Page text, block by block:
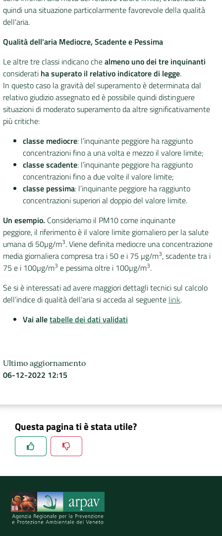
quindi una situazione particolarmente favorevole della qualità
dell'aria.
Qualità dell'aria Mediocre, Scadente e Pessima
Le altre tre classi indicano chealmeno uno dei tre inquinanti
considerati ha superato il relativo indicatore di legge.
In questo caso la gravità del superamento è determinata dal
relativo giudizio assegnato ed è possibile quindi distinguere
situazioni di moderato superamento da altre significativamente
più critiche:
classe mediocre: l’inquinante peggiore ha raggiunto
concentrazioni fino a una volta e mezzo il valore limite;
classe scadente: l’inquinante peggiore ha raggiunto
concentrazioni fino a due volte il valore limite;
classe pessima: l’inquinante peggiore ha raggiunto
concentrazioni superiori al doppio del valore limite.
Un esempio. Consideriamo il PM10 come inquinante
peggiore, il riferimento è il valore limite giornaliero per la salute
umana di 50µg/m3. Viene definita mediocre una concentrazione
media giornaliera compresa tra i 50 e i 75 µg/m3, scadente tra i
75 e i 100µg/m3 e pessima oltre i 100µg/m3.
Se si è interessati ad avere maggiori dettagli tecnici sul calcolo
dell’indice di qualità dell’aria si acceda al seguente link.
Vai alletabelle dei dati validati
Ultimo aggiornamento
06-12-2022 12:15
Questa pagina ti è stata utile?
Spiegaci perchè, e aiutaci a migliorare il servizio